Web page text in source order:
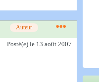
Auteur
Posté(e) le 13 août 2007